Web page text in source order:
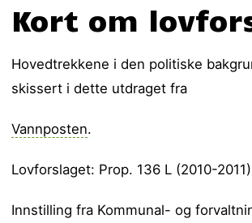
Kort om
Hovedtrekkene i den politiske
skissert i dette utdraget fra
Vannposten.
Lovforslaget: Prop. 136 L (2010-
Innstilling fra Kommunal- og